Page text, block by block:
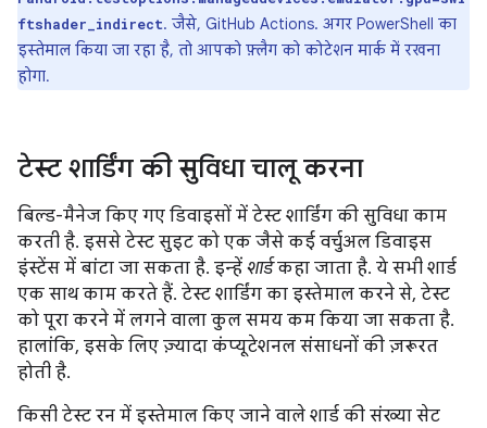
ftshader_indirect. जैसे, GitHub Actions. अगर PowerShell का
इस्तेमाल किया जा रहा है, तो आपको फ़्लैग को कोटेशन मार्क में रखना
होगा.
टेस्ट शार्डिंग की सुविधा चालू करना
बिल्ड-मैनेज किए गए डिवाइसों में टेस्ट शार्डिंग की सुविधा काम
करती है. इससे टेस्ट सुइट को एक जैसे कई वर्चुअल डिवाइस
इंस्टेंस में बांटा जा सकता है. इन्हें शार्डकहा जाता है. ये सभी शार्ड
एक साथ काम करते हैं. टेस्ट शार्डिंग का इस्तेमाल करने से, टेस्ट
को पूरा करने में लगने वाला कुल समय कम किया जा सकता है.
हालांकि, इसके लिए ज़्यादा कंप्यूटेशनल संसाधनों की ज़रूरत
होती है.
किसी टेस्ट रन में इस्तेमाल किए जाने वाले शार्ड की संख्या सेट